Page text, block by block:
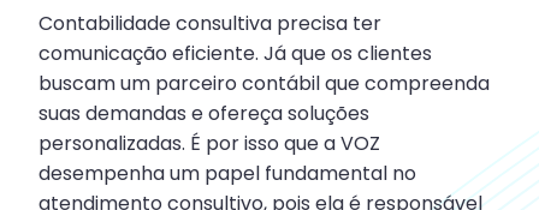
Contabilidade consultiva precisa ter
comunicação eficiente. Já que os clientes
buscam um parceiro contábil que compreenda
suas demandas e ofereça soluções
personalizadas. É por isso que a VOZ
desempenha um papel fundamental no
atendimento consultivo, pois ela é responsável